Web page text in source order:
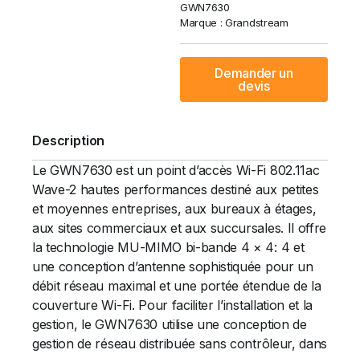
GWN7630
Marque :Grandstream
Demander un
devis
Description
Le GWN7630 est un point d’accès Wi-Fi 802.11ac
Wave-2 hautes performances destiné aux petites
et moyennes entreprises, aux bureaux à étages,
aux sites commerciaux et aux succursales. Il offre
la technologie MU-MIMO bi-bande 4 × 4: 4 et
une conception d’antenne sophistiquée pour un
débit réseau maximal et une portée étendue de la
couverture Wi-Fi. Pour faciliter l’installation et la
gestion, le GWN7630 utilise une conception de
gestion de réseau distribuée sans contrôleur, dans